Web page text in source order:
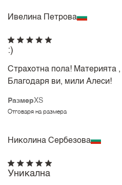
Ивелина Петрова
РазмерXS
Отговаря на размера
:)
Страхотна пола! Материята
Благодаря ви, мили Алеси!
Николина Сербезова
Уникална